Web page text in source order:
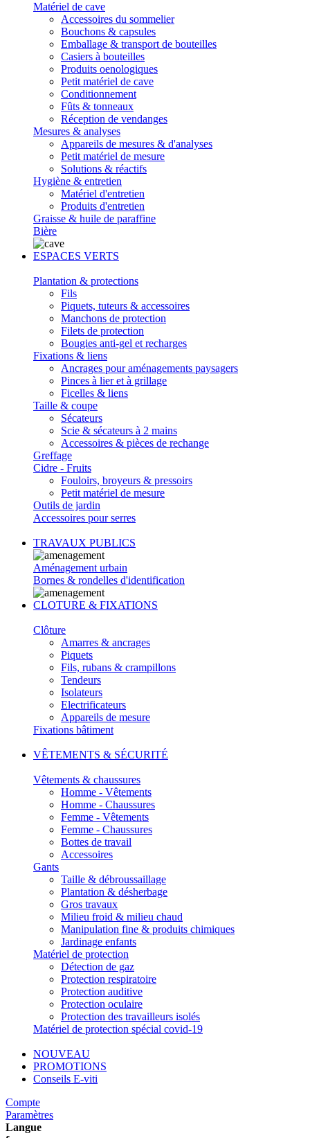
Matériel de cave
Accessoires du sommelier
Bouchons & capsules
Emballage & transport de bouteilles
Casiers à bouteilles
Produits oenologiques
Petit matériel de cave
Conditionnement
Fûts & tonneaux
Réception de vendanges
Mesures & analyses
Appareils de mesures & d'analyses
Petit matériel de mesure
Solutions & réactifs
Hygiène & entretien
Matériel d'entretien
Produits d'entretien
Graisse & huile de paraffine
Bière
ESPACES VERTS
Plantation & protections
Fils
Piquets, tuteurs & accessoires
Manchons de protection
Filets de protection
Bougies anti-gel et recharges
Fixations & liens
Ancrages pour aménagements paysagers
Pinces à lier et à grillage
Ficelles & liens
Taille & coupe
Sécateurs
Scie & sécateurs à 2 mains
Accessoires & pièces de rechange
Greffage
Cidre - Fruits
Fouloirs, broyeurs & pressoirs
Petit matériel de mesure
Outils de jardin
Accessoires pour serres
TRAVAUX PUBLICS
Aménagement urbain
Bornes & rondelles d'identification
CLOTURE & FIXATIONS
Clôture
Amarres & ancrages
Piquets
Fils, rubans & crampillons
Tendeurs
Isolateurs
Electrificateurs
Appareils de mesure
Fixations bâtiment
VÊTEMENTS & SÉCURITÉ
Vêtements & chaussures
Homme - Vêtements
Homme - Chaussures
Femme - Vêtements
Femme - Chaussures
Bottes de travail
Accessoires
Gants
Taille & débroussaillage
Plantation & désherbage
Gros travaux
Milieu froid & milieu chaud
Manipulation fine & produits chimiques
Jardinage enfants
Matériel de protection
Détection de gaz
Protection respiratoire
Protection auditive
Protection oculaire
Protection des travailleurs isolés
Matériel de protection spécial covid-19
NOUVEAU
PROMOTIONS
Conseils E-viti
Compte
Paramètres
Langue